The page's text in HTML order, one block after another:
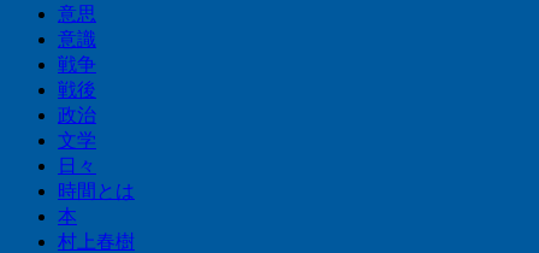
意思
意識
戦争
戦後
政治
文学
日々
時間とは
本
村上春樹